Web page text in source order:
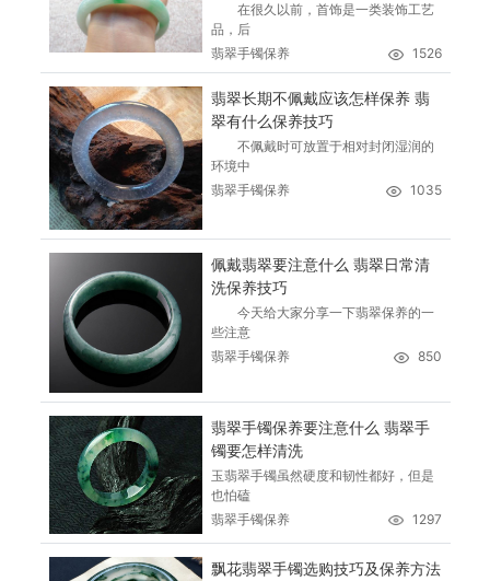
在很久以前，首饰是一类装饰工艺
品，后
翡翠手镯保养
1526
翡翠长期不佩戴应该怎样保养 翡
翠有什么保养技巧
不佩戴时可放置于相对封闭湿润的
环境中
翡翠手镯保养
1035
佩戴翡翠要注意什么 翡翠日常清
洗保养技巧
今天给大家分享一下翡翠保养的一
些注意
翡翠手镯保养
850
翡翠手镯保养要注意什么 翡翠手
镯要怎样清洗
玉翡翠手镯虽然硬度和韧性都好，但是
也怕磕
翡翠手镯保养
1297
飘花翡翠手镯选购技巧及保养方法